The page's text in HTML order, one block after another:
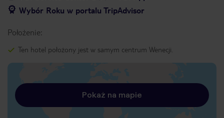
Wybór Roku w portalu TripAdvisor
Położenie:
Ten hotel położony jest w samym centrum Wenecji.
Pokaż na mapie